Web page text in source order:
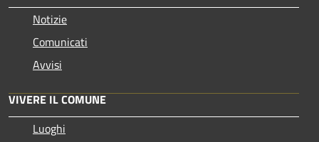
Notizie
Comunicati
Avvisi
VIVERE IL COMUNE
Luoghi